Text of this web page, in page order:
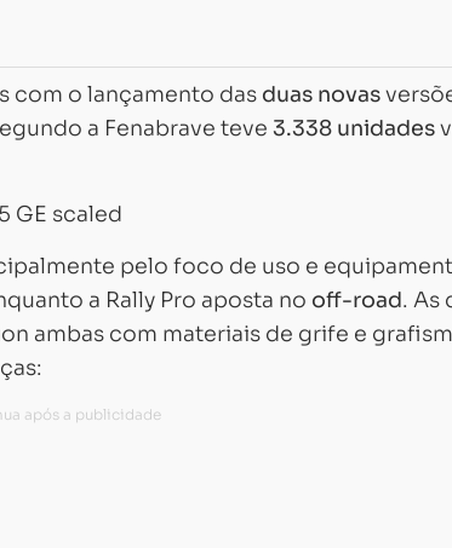
com o lançamento das duas novas
a Fenabrave teve 3.338 unidades
pelo foco de uso e
a Rally Pro aposta no off-road. As
ambas com materiais de grife e